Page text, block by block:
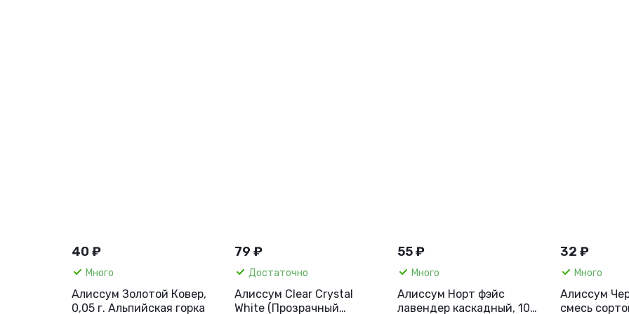
40 ₽
Много
Алиссум Золотой Ковер,
0,05 г. Альпийская горка
79 ₽
Достаточно
Алиссум Clear Crystal
White (Прозрачный
55 ₽
Много
Алиссум Норт фэйс
лавендер каскадный, 10
32 ₽
Много
Алиссум
смесь